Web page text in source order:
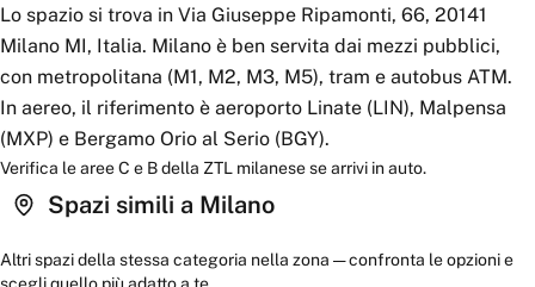
Lo spazio si trova in Via Giuseppe Ripamonti, 66, 20141
Milano MI, Italia. Milano è ben servita dai mezzi pubblici,
con metropolitana (M1, M2, M3, M5), tram e autobus ATM.
In aereo, il riferimento è aeroporto Linate (LIN), Malpensa
(MXP) e Bergamo Orio al Serio (BGY).
Verifica le aree C e B della ZTL milanese se arrivi in auto.
Spazi simili a Milano
Altri spazi della stessa categoria nella zona — confronta le opzioni e